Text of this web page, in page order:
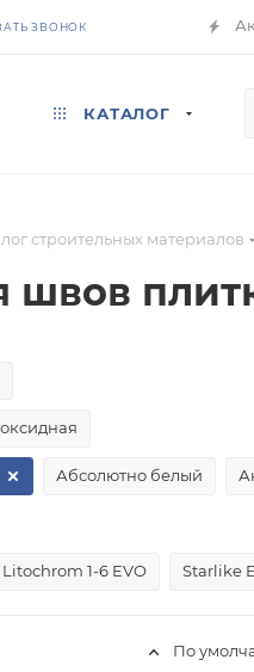
ЗВОНОК
КАТАЛОГ
строительных материалов
швов
Абсолютно белый
Litochrom 1-6 EVO Starlike
По